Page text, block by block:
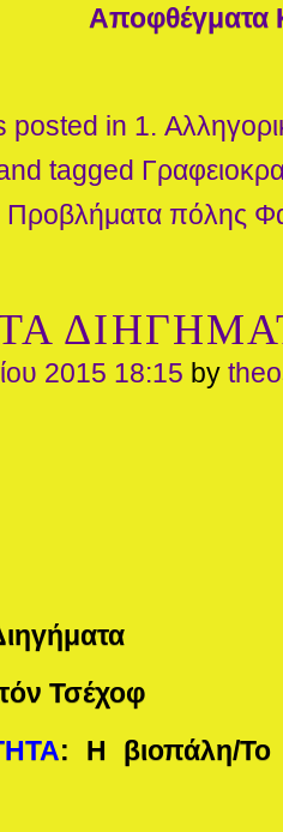
Αποφθέγματα
posted in 1.
tagged
Προβλήματα πόλης
2015 18:15 by
Τσέχοφ
:
Η βιοπάλη/Το